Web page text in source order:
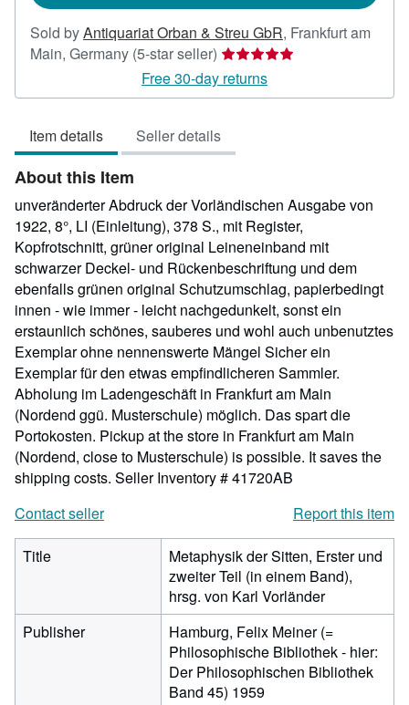
Sold byAntiquariat Orban & Streu GbR, Frankfurt am
Main, Germany (5-star seller) Seller
rating
5
of
5
Free 30-day returns
Item details Seller details
About this Item
unveränderter Abdruck der Vorländischen Ausgabe von
1922, 8°, LI (Einleitung), 378 S., mit Register,
Kopfrotschnitt, grüner original Leineneinband mit
schwarzer Deckel- und Rückenbeschriftung und dem
ebenfalls grünen original Schutzumschlag, papierbedingt
innen - wie immer - leicht nachgedunkelt, sonst ein
erstaunlich schönes, sauberes und wohl auch unbenutztes
Exemplar ohne nennenswerte Mängel Sicher ein
Exemplar für den etwas empfindlicheren Sammler.
Abholung im Ladengeschäft in Frankfurt am Main
(Nordend ggü. Musterschule) möglich. Das spart die
Portokosten. Pickup at the store in Frankfurt am Main
(Nordend, close to Musterschule) is possible. It saves the
shipping costs. Seller Inventory # 41720AB
Contact seller
Report this item
Title
Metaphysik der Sitten, Erster und
zweiter Teil (in einem Band),
hrsg. von Karl Vorländer
Publisher
Hamburg, Felix Meiner (=
Philosophische Bibliothek - hier:
Der Philosophischen Bibliothek
Band 45) 1959